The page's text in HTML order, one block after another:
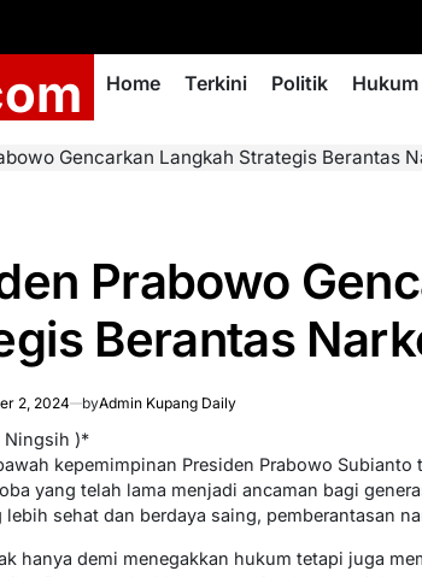
Home Terkini Politik Hukum
Gencarkan Langkah Strategis Berantas Narkoba sampai
Prabowo
Berantas
2, 2024 byAdmin Kupang Daily
Ningsih )*
kepemimpinan Presiden Prabowo
yang telah lama menjadi ancaman bagi
lebih sehat dan berdaya saing, pemberantasan
hanya demi menegakkan hukum tetapi juga